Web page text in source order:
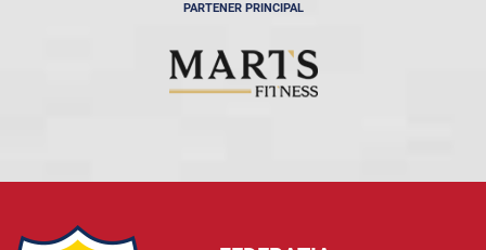
PARTENER PRINCIPAL